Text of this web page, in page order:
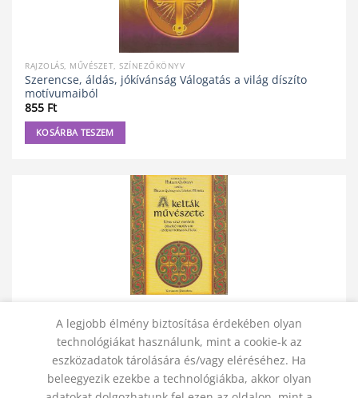
RAJZOLÁS, MŰVÉSZET, SZÍNEZŐKÖNYV
Szerencse, áldás, jókívánság Válogatás a világ díszíto
motívumaiból
855 Ft
KOSÁRBA TESZEM
A kelták muvészete
1 890Ft
KOSÁRBA TESZEM
A legjobb élmény biztosítása érdekében olyan
technológiákat használunk, mint a cookie-k az
eszközadatok tárolására és/vagy eléréséhez. Ha
beleegyezik ezekbe a technológiákba, akkor olyan